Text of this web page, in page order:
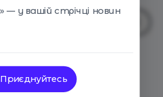
Чему
— у вашій стрічці новин
Приєднуйтесь